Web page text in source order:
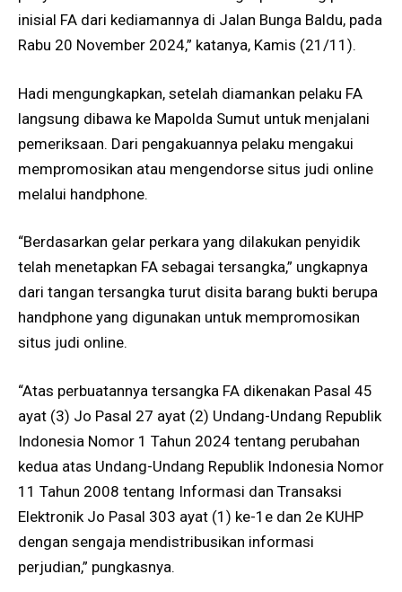
inisial FA dari kediamannya di Jalan Bunga Baldu, pada
Rabu 20 November 2024,” katanya, Kamis (21/11).
Hadi mengungkapkan, setelah diamankan pelaku FA
langsung dibawa ke Mapolda Sumut untuk menjalani
pemeriksaan. Dari pengakuannya pelaku mengakui
mempromosikan atau mengendorse situs judi online
melalui handphone.
“Berdasarkan gelar perkara yang dilakukan penyidik
telah menetapkan FA sebagai tersangka,” ungkapnya
dari tangan tersangka turut disita barang bukti berupa
handphone yang digunakan untuk mempromosikan
situs judi online.
“Atas perbuatannya tersangka FA dikenakan Pasal 45
ayat (3) Jo Pasal 27 ayat (2) Undang-Undang Republik
Indonesia Nomor 1 Tahun 2024 tentang perubahan
kedua atas Undang-Undang Republik Indonesia Nomor
11 Tahun 2008 tentang Informasi dan Transaksi
Elektronik Jo Pasal 303 ayat (1) ke-1e dan 2e KUHP
dengan sengaja mendistribusikan informasi
perjudian,” pungkasnya.